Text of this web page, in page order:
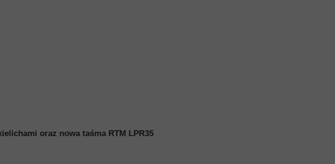
oraz nowa taśma RTM LPR35